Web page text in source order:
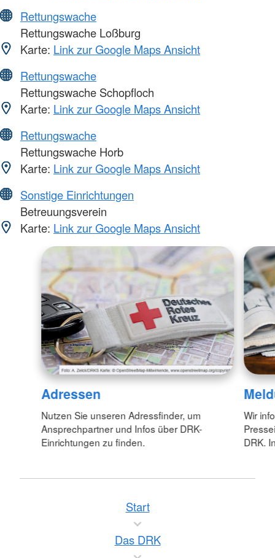
Rettungswache
Rettungswache Loßburg
Karte: Link zur Google Maps Ansicht
Rettungswache
Rettungswache Schopfloch
Karte: Link zur Google Maps Ansicht
Rettungswache
Rettungswache Horb
Karte: Link zur Google Maps Ansicht
Sonstige Einrichtungen
Betreuungsverein
Karte: Link zur Google Maps Ansicht
Adressen
Nutzen Sie unseren Adressfinder, um
Ansprechpartner und Infos über DRK-
Einrichtungen zu finden.
Wir
DRK.
Start
Das DRK